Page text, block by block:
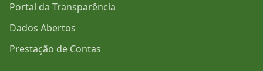
Portal da Transparência
Dados Abertos
Prestação de Contas